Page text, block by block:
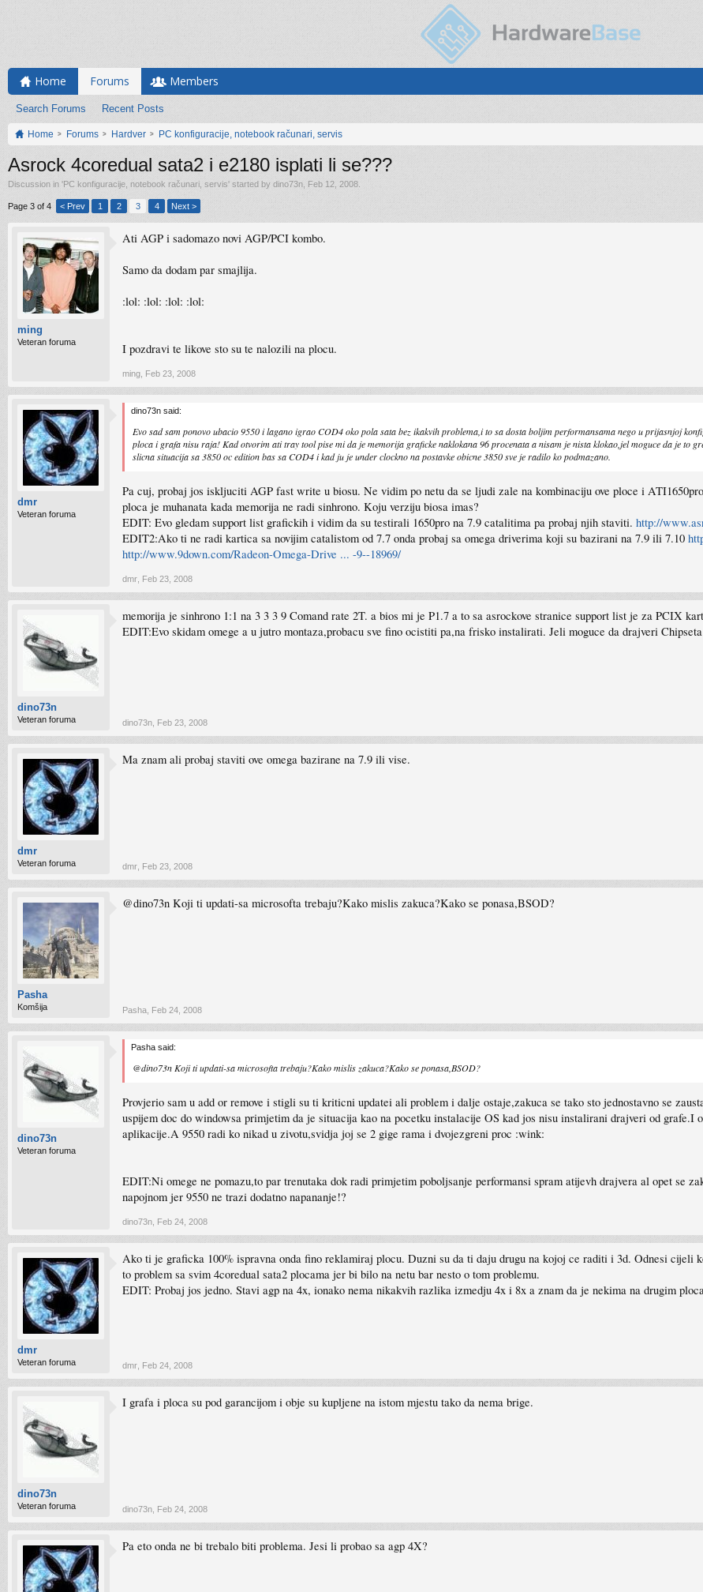
Home Forums
Search Forums Recent Posts
Members
Home Forums Hardver PC konfiguracije, notebook računari, servis
Asrock 4coredual sata2 i e2180 isplati li se???
Discussion in 'PC konfiguracije, notebook računari, servis' started by dino73n Feb 12, 2008
Page 3 of 4 < Prev 1 2 3 4 Next >
ming
Veteran foruma
Ati AGP i sadomazo novi AGP/PCI kombo.
Samo da dodam par smajlija.
:lol: :lol: :lol: :lol:
I pozdravi te likove sto su te nalozili na plocu.
ming Feb 23, 2008
dmr
Veteran foruma
dino73n said:
Evo sad sam ponovo ubacio 9550 i lagano igrao COD4 oko pola sata bez ikakvih problema,i to sa dosta boljim performansama nego u prijasnjoj
ploca i grafa nisu raja! Kad otvorim ati tray tool pise mi da je memorija graficke naklokana 96 procenata a nisam je nista klokao,jel moguce da je to
slicna situacija sa 3850 oc edition bas sa COD4 i kad ju je under clockno na postavke obicne 3850 sve je radilo ko podmazano.
Pa cuj, probaj jos iskljuciti AGP fast write u biosu. Ne vidim po netu da se ljudi zale na kombinaciju ove ploce i
ploca je muhanata kada memorija ne radi sinhrono. Koju verziju biosa imas?
EDIT: Evo gledam support list grafickih i vidim da su testirali 1650pro na 7.9 catalitima pa probaj njih staviti. http://
EDIT2:Ako ti ne radi kartica sa novijim catalistom od 7.7 onda probaj sa omega driverima koji su bazirani na 7.9 ili 7.10
http://www.9down.com/Radeon-Omega-Drive ... -9--18969/
dmr Feb 23, 2008
dino73n
Veteran foruma
memorija je sinhrono 1:1 na 3 3 3 9 Comand rate 2T. a bios mi je P1.7 a to sa asrockove stranice support list je za PCIX
EDIT:Evo skidam omege a u jutro montaza,probacu sve fino ocistiti pa,na frisko instalirati. Jeli moguce da drajveri
dino73n Feb 23, 2008
dmr
Veteran foruma
Ma znam ali probaj staviti ove omega bazirane na 7.9 ili vise.
dmr Feb 23, 2008
Pasha
Komšija
@dino73n Koji ti updati-sa microsofta trebaju?Kako mislis zakuca?Kako se ponasa,BSOD?
Pasha Feb 24, 2008
dino73n
Veteran foruma
Pasha said:
@dino73n Koji ti updati-sa microsofta trebaju?Kako mislis zakuca?Kako se ponasa,BSOD?
Provjerio sam u add or remove i stigli su ti kriticni updatei ali problem i dalje ostaje,zakuca se tako sto jednostavno se
uspijem doc do windowsa primjetim da je situacija kao na pocetku instalacije OS kad jos nisu instalirani drajveri od grafe.I
aplikacije.A 9550 radi ko nikad u zivotu,svidja joj se 2 gige rama i dvojezgreni proc :wink:
EDIT:Ni omege ne pomazu,to par trenutaka dok radi primjetim poboljsanje performansi spram atijevh drajvera al opet se
napojnom jer 9550 ne trazi dodatno napananje!?
dino73n Feb 24, 2008
dmr
Veteran foruma
Ako ti je graficka 100% ispravna onda fino reklamiraj plocu. Duzni su da ti daju drugu na kojoj ce raditi i 3d. Odnesi cijeli
to problem sa svim 4coredual sata2 plocama jer bi bilo na netu bar nesto o tom problemu.
EDIT: Probaj jos jedno. Stavi agp na 4x, ionako nema nikakvih razlika izmedju 4x i 8x a znam da je nekima na drugim
dmr Feb 24, 2008
dino73n
Veteran foruma
I grafa i ploca su pod garancijom i obje su kupljene na istom mjestu tako da nema brige.
dino73n Feb 24, 2008
Pa eto onda ne bi trebalo biti problema. Jesi li probao sa agp 4X?